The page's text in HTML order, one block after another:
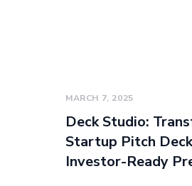
MARCH 7, 2025
Deck Studio:
Startup Pitch
Investor-Ready